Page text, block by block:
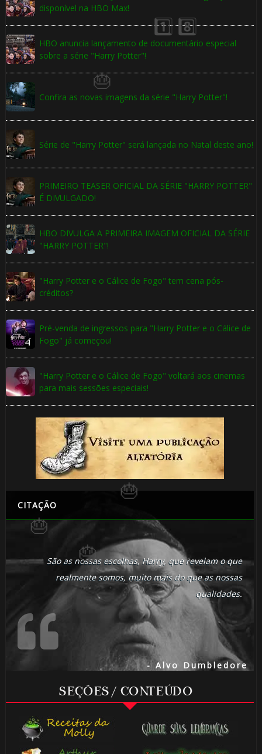
disponível na HBO Max!
HBO anuncia lançamento de documentário especial
sobre a série "Harry Potter"!
Confira as novas imagens da série "Harry Potter"!
Série de "Harry Potter" será lançada no Natal deste ano!
PRIMEIRO TEASER OFICIAL DA SÉRIE "HARRY POTTER"
É DIVULGADO!
HBO DIVULGA A PRIMEIRA IMAGEM OFICIAL DA SÉRIE
"HARRY POTTER"!
"Harry Potter e o Cálice de Fogo" tem cena pós-
créditos?
Pré-venda de ingressos para "Harry Potter e o Cálice de
Fogo" já começou!
"Harry Potter e o Cálice de Fogo" voltará aos cinemas
para mais sessões especiais!
CITAÇÃO
São as nossas escolhas, Harry, que revelam o que
realmente somos, muito mais do que as nossas
qualidades.
- Alvo Dumbledore
SEÇÕES / CONTEÚDO
⚡
🎈
🎈
⚡
⚡
🎈
1️⃣ 8️⃣